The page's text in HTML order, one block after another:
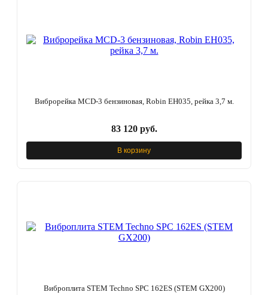
Виброрейка MCD-3 бензиновая, Robin EH035, рейка 3,7 м.
83 120 руб.
В корзину
Виброплита STEM Techno SPC 162ES (STEM GX200)